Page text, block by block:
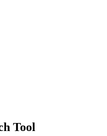
Tool